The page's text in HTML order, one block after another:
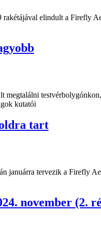
elindult a Firefly
megtalálni
kutatói
tart
januárra tervezik a Firefly
november (2.